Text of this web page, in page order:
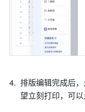
排版编辑完成后
望立刻打印，可